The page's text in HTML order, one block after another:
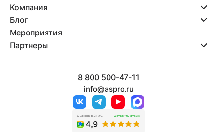
Компания
Блог
Мероприятия
Партнеры
8 800 500-47-11
info@aspro.ru